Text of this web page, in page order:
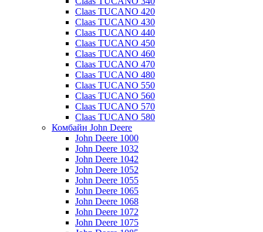
Claas TUCANO 420
Claas TUCANO 430
Claas TUCANO 440
Claas TUCANO 450
Claas TUCANO 460
Claas TUCANO 470
Claas TUCANO 480
Claas TUCANO 550
Claas TUCANO 560
Claas TUCANO 570
Claas TUCANO 580
Комбайн John Deere
John Deere 1000
John Deere 1032
John Deere 1042
John Deere 1052
John Deere 1055
John Deere 1065
John Deere 1068
John Deere 1072
John Deere 1075